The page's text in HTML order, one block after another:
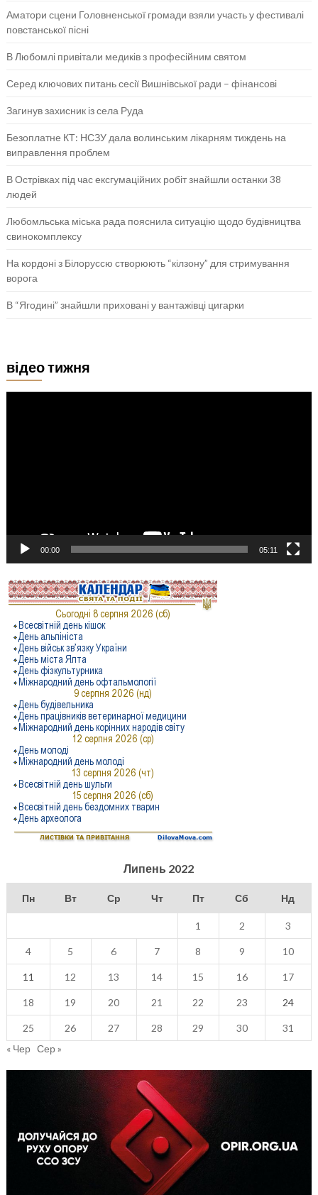
Аматори сцени Головненської громади взяли участь у фестивалі
повстанської пісні
В Любомлі привітали медиків з професійним святом
Серед ключових питань сесії Вишнівської ради – фінансові
Загинув захисник із села Руда
Безоплатне КТ: НСЗУ дала волинським лікарням тиждень на
виправлення проблем
В Острівках під час ексгумаційних робіт знайшли останки 38
людей
Любомльська міська рада пояснила ситуацію щодо будівництва
свинокомплексу
На кордоні з Білоруссю створюють “кілзону” для стримування
ворога
В “Ягодині” знайшли приховані у вантажівці цигарки
відео тижня
00:00 05:11
Липень 2022
Пн Вт Ср Чт Пт Сб Нд
1 2 3
4 5 6 7 8 9 10
11 12 13 14 15 16 17
18 19 20 21 22 23 24
25 26 27 28 29 30
31
« Чер Сер »